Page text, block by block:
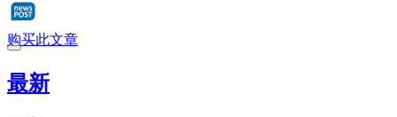
购买此文章
最新